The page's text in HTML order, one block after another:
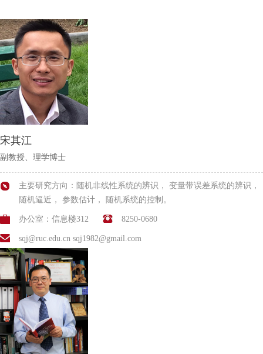
宋其江
副教授、理学博士
主要研究方向：随机非线性系统的辨识， 变量带误差系统的辨识，
随机逼近， 参数估计， 随机系统的控制。
办公室：信息楼312 8250-0680
sqj@ruc.edu.cn sqj1982@gmail.com